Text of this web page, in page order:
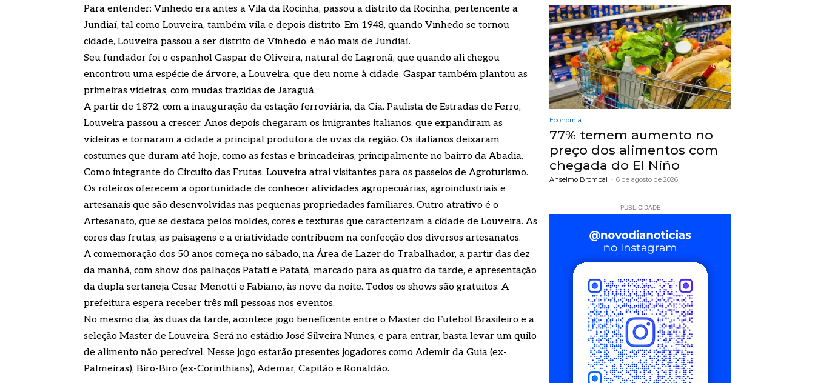
Para entender: Vinhedo era antes a Vila da Rocinha, passou a distrito da Rocinha, pertencente a
Jundiaí, tal como Louveira, também vila e depois distrito. Em 1948, quando Vinhedo se tornou
cidade, Louveira passou a ser distrito de Vinhedo, e não mais de Jundiaí.
Seu fundador foi o espanhol Gaspar de Oliveira, natural de Lagronã, que quando ali chegou
encontrou uma espécie de árvore, a Louveira, que deu nome à cidade. Gaspar também plantou as
primeiras videiras, com mudas trazidas de Jaraguá.
A partir de 1872, com a inauguração da estação ferroviária, da Cia. Paulista de Estradas de Ferro,
Louveira passou a crescer. Anos depois chegaram os imigrantes italianos, que expandiram as
videiras e tornaram a cidade a principal produtora de uvas da região. Os italianos deixaram
costumes que duram até hoje, como as festas e brincadeiras, principalmente no bairro da Abadia.
Como integrante do Circuito das Frutas, Louveira atrai visitantes para os passeios de Agroturismo.
Os roteiros oferecem a oportunidade de conhecer atividades agropecuárias, agroindustriais e
artesanais que são desenvolvidas nas pequenas propriedades familiares. Outro atrativo é o
Artesanato, que se destaca pelos moldes, cores e texturas que caracterizam a cidade de Louveira. As
cores das frutas, as paisagens e a criatividade contribuem na confecção dos diversos artesanatos.
A comemoração dos 50 anos começa no sábado, na Área de Lazer do Trabalhador, a partir das dez
da manhã, com show dos palhaços Patati e Patatá, marcado para as quatro da tarde, e apresentação
da dupla sertaneja Cesar Menotti e Fabiano, às nove da noite. Todos os shows são gratuitos. A
prefeitura espera receber três mil pessoas nos eventos.
No mesmo dia, às duas da tarde, acontece jogo beneficente entre o Master do Futebol Brasileiro e a
seleção Master de Louveira. Será no estádio José Silveira Nunes, e para entrar, basta levar um quilo
de alimento não perecível. Nesse jogo estarão presentes jogadores como Ademir da Guia (ex-
Palmeiras), Biro-Biro (ex-Corinthians), Ademar, Capitão e Ronaldão.
Economia
77% temem aumento no
preço dos alimentos com
chegada do El Niño
Anselmo Brombal - 6 de agosto de 2026
PUBLICIDADE